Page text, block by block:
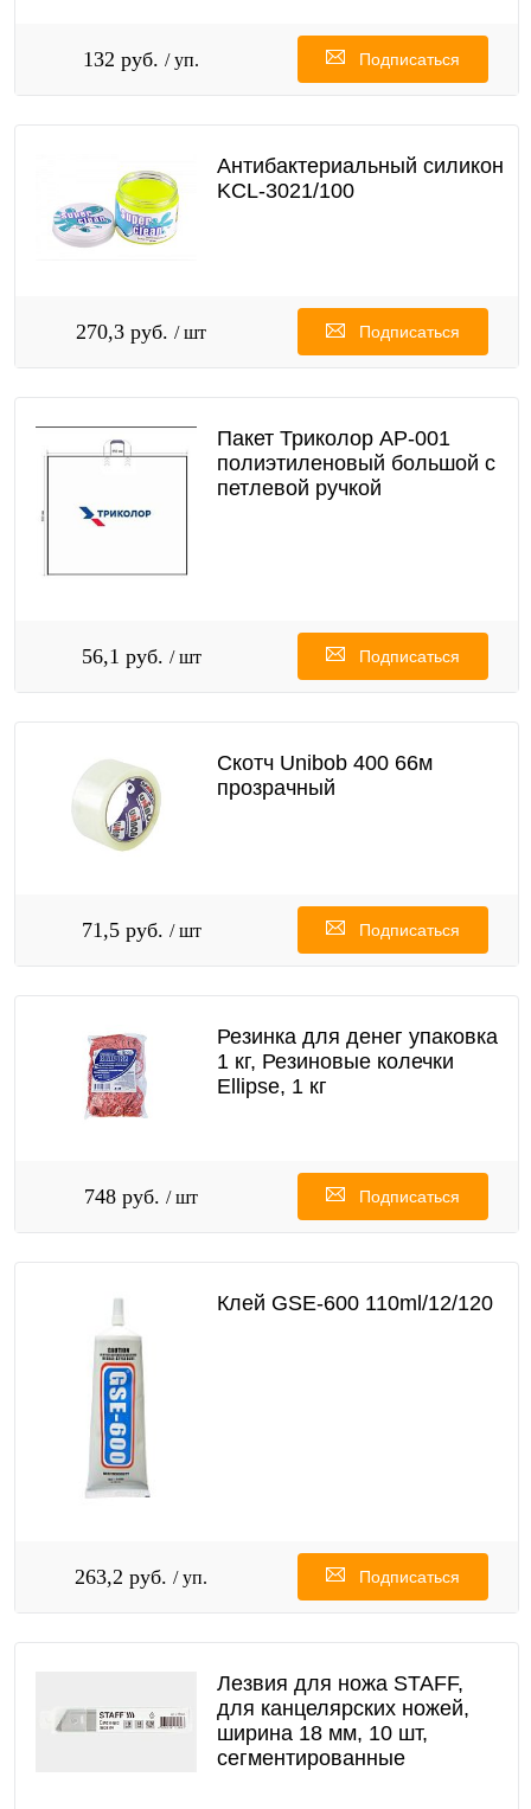
132 руб. / уп. Подписаться
Антибактериальный силикон
KCL-3021/100
270,3 руб. / шт Подписаться
Пакет Триколор АР-001
полиэтиленовый большой с
петлевой ручкой
56,1 руб. / шт Подписаться
Скотч Unibob 400 66м
прозрачный
71,5 руб. / шт Подписаться
Резинка для денег упаковка
1 кг, Резиновые колечки
Ellipse, 1 кг
748 руб. / шт Подписаться
Клей GSE-600 110ml/12/120
263,2 руб. / уп. Подписаться
Лезвия для ножа STAFF,
для канцелярских ножей,
ширина 18 мм, 10 шт,
сегментированные